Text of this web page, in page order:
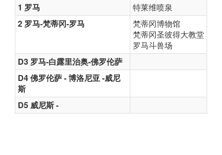
1 罗马
特莱维喷泉
2 罗马-梵蒂冈-罗马
梵蒂冈博物馆
梵蒂冈圣彼得大教堂
罗马斗兽场
D3 罗马-白露里治奥-佛罗伦萨
D4 佛罗伦萨 - 博洛尼亚 -威尼
斯
D5 威尼斯 -